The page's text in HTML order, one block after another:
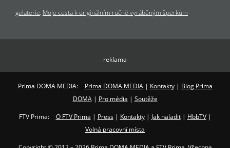
gelaterie Moje cesta k originálním ručně vyráběným šperkům
reklama
Prima DOMA MEDIA: Prima DOMA MEDIA| Kontakty| Blog Prima
DOMA| Pro média | Soutěže
FTV Prima: O FTV Prima | Press| Kontakty| Jak naladit| HbbTV|
Volná pracovní místa